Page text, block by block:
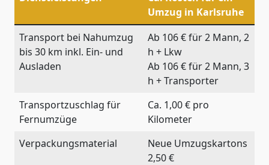
Umzug in Karlsruhe
Transport bei Nahumzug
bis 30 km inkl. Ein- und
Ausladen
Ab 106 € für 2 Mann, 2
h + Lkw
Ab 106 € für 2 Mann, 3
h + Transporter
Transportzuschlag für
Fernumzüge
Ca. 1,00 € pro
Kilometer
Verpackungsmaterial
Neue Umzugskartons
2,50 €